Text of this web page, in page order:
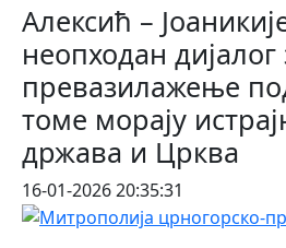
Алексић –
неопходан дијалог
превазилажење
томе морају
држава и Црква
16-01-2026 20:35:31